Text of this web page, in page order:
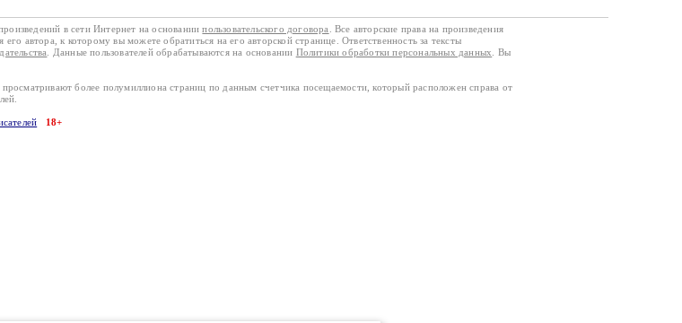
в сети Интернет на основаниипользовательского договора
. Все авторские права на произведения
его автора, к которому вы можете обратиться на его авторской странице. Ответственность за тексты
. Данные пользователей обрабатываются на основании Политики обработки персональных данных
. Вы
более полумиллиона страниц по данным счетчика посещаемости, который расположен справа от
18+